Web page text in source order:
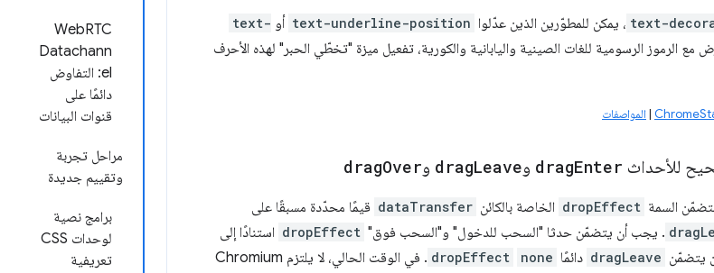
WebRTC
Datachann
el: التفاوض
دائمًا على
قنوات البيانات
مراحل تجربة
وتقييم جديدة
برامج نصية
لوحدات CSS
تعريفية
text- ، يمكن للمطوّرين الذين عدّلوا text-underline-position أو text-
مع الرموز الرسومية للغات الصينية واليابانية والكورية، تفعيل ميزة "تخطّي الحبر" لهذه الأحرف
|المواصفات
للأحداث dragEnter و dragLeave و dragOver
السمة dropEffect الخاصة بالكائن dataTransfer قيمًا محدّدة مسبقًا على
. يجب أن يتضمّن حدثا "السحب للدخول" و"السحب فوق" dropEffect استنادًا إلى
يتضمّن dragLeave دائمًا none
dropEffect
. في الوقت الحالي، لا يلتزم Chromium